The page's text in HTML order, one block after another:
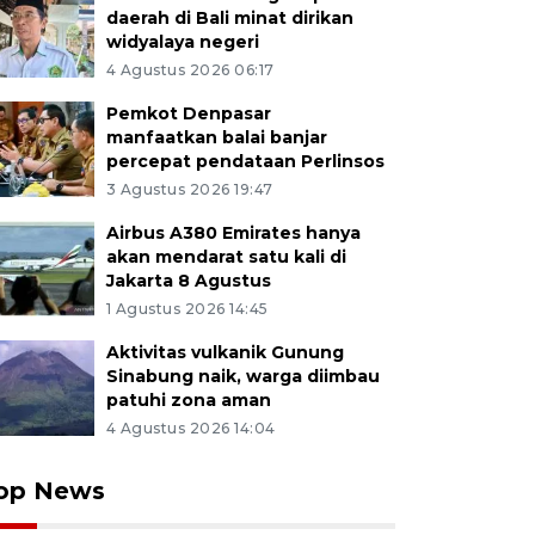
daerah di Bali minat dirikan
widyalaya negeri
4 Agustus 2026 06:17
Pemkot Denpasar
manfaatkan balai banjar
percepat pendataan Perlinsos
3 Agustus 2026 19:47
Airbus A380 Emirates hanya
akan mendarat satu kali di
Jakarta 8 Agustus
1 Agustus 2026 14:45
Aktivitas vulkanik Gunung
Sinabung naik, warga diimbau
patuhi zona aman
4 Agustus 2026 14:04
News